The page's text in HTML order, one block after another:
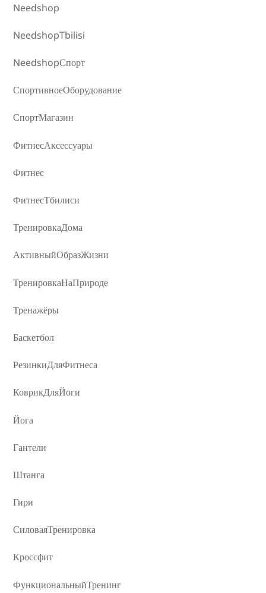
Needshop
NeedshopTbilisi
NeedshopСпорт
СпортивноеОборудование
СпортМагазин
ФитнесАксессуары
Фитнес
ФитнесТбилиси
ТренировкаДома
АктивныйОбразЖизни
ТренировкаНаПрироде
Тренажёры
Баскетбол
РезинкиДляФитнеса
КоврикДляЙоги
Йога
Гантели
Штанга
Гири
СиловаяТренировка
Кроссфит
ФункциональныйТренинг